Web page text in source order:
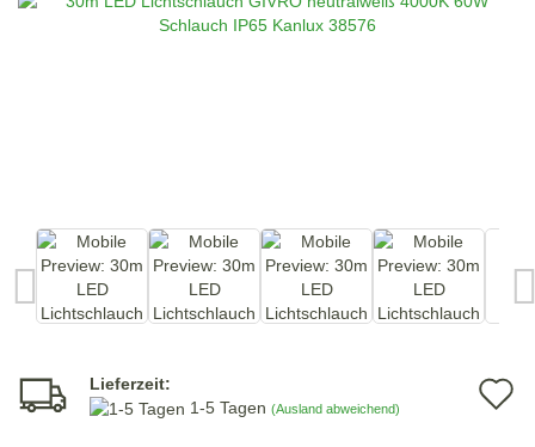
Lieferzeit:
1-5 Tagen (Ausland abweichend)